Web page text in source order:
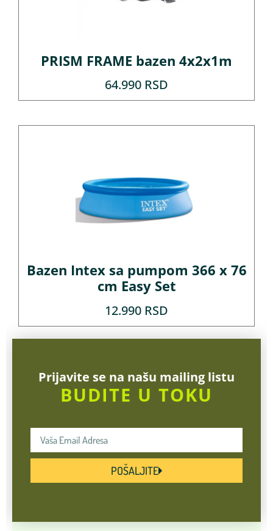
PRISM FRAME bazen 4x2x1m
64.990 RSD
Bazen Intex sa pumpom 366 x 76
cm Easy Set
12.990 RSD
Prijavite se na našu mailing listu
BUDITE U TOKU
POŠALJITE